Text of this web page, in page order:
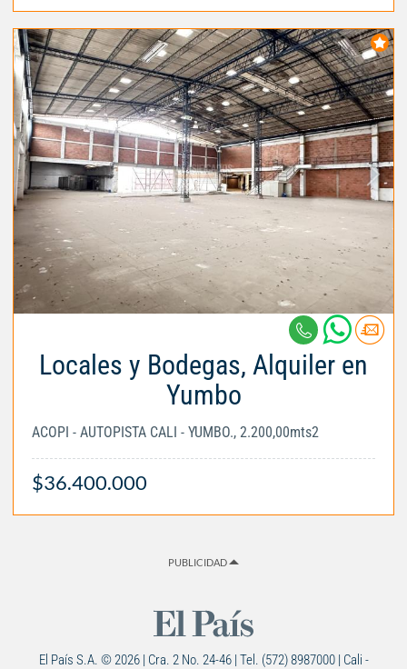
Locales y Bodegas, Alquiler en
Yumbo
ACOPI - AUTOPISTA CALI - YUMBO., 2.200,00mts2
$36.400.000
PUBLICIDAD
El País S.A. © 2026 | Cra. 2 No. 24-46 | Tel. (572) 8987000 | Cali -